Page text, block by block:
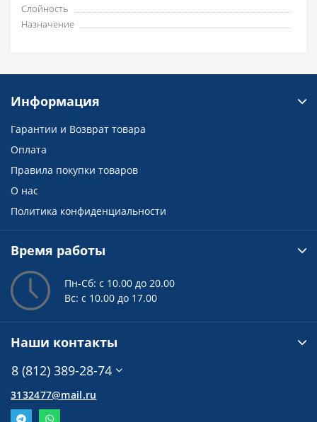
Слойность
Назначение
Информация
Гарантии и Возврат товара
Оплата
Правила покупки товаров
О нас
Политика конфиденциальности
Время работы
Пн-Сб: с 10.00 до 20.00
Вс: с 10.00 до 17.00
Наши контакты
8 (812) 389-28-74
3132477@mail.ru